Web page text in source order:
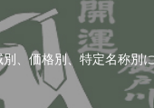
、価格別、特定名称別に